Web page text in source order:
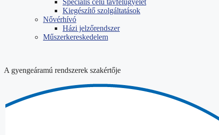
Speciális célú távfelügyelet
Kiegészítő szolgáltatások
Nővérhívó
Házi jelzőrendszer
Műszerkereskedelem
A gyengeáramú rendszerek szakértője